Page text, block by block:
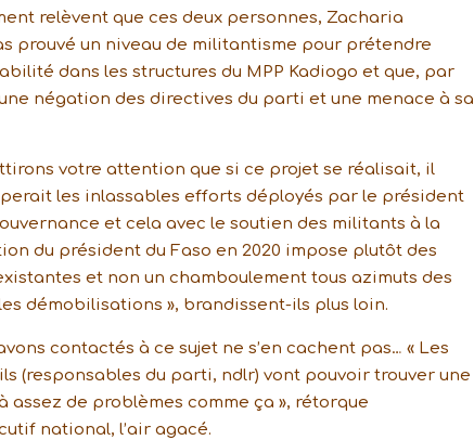
relèvent que ces deux personnes, Zacharia
prouvé un niveau de militantisme pour prétendre
dans les structures du MPP Kadiogo et que, par
négation des directives du parti et une menace à sa
votre attention que si ce projet se réalisait, il
les inlassables efforts déployés par le président
et cela avec le soutien des militants à la
du président du Faso en 2020 impose plutôt des
et non un chamboulement tous azimuts des
démobilisations », brandissent-ils plus loin.
contactés à ce sujet ne s’en cachent pas… « Les
(responsables du parti, ndlr) vont pouvoir trouver une
de problèmes comme ça », rétorque
national, l’air agacé.